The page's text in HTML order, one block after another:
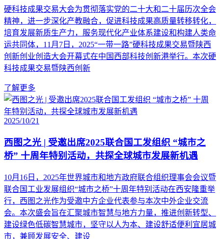
硬科技成果交易大会为贯彻落实党的二十大和二十届历次全会
精神，进一步深化产教融合，促进科技成果高质量转移转化，
培育发展新质生产力，服务现代化产业体系建设和构建人类命
运共同体，11月7日，2025“一带一路”硬科技成果交易暨陕西
创新创业创造大会开幕式在中国西部科技创新港举行。本次硬
科技成果交易暨陕西创新
了解更多
2025/10/21
西图之光 | 受邀出席2025联合国工发组织 “城市之
桥” 十周年特别活动，共探全球城市发展新机遇
10月16日，2025年世界城市和地方政府联合组织理事会会议暨
联合国工业发展组织“城市之桥”十周年特别活动在西安隆重举
行，西图之光作为受邀中方企业代表参与本次中外企业交流
会。本次盛会旨在汇聚城市智慧与地方力量，推进创新转型、
建设绿色低碳智慧城市，坚守以人为本、建设舒适便利宜居城
市，兼顾发展安全、建设